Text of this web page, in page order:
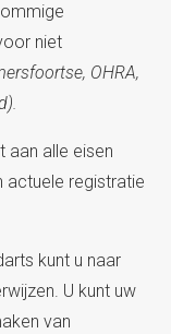
niet
OHRA,
aan alle eisen
registratie
kunt u naar
U kunt uw
van